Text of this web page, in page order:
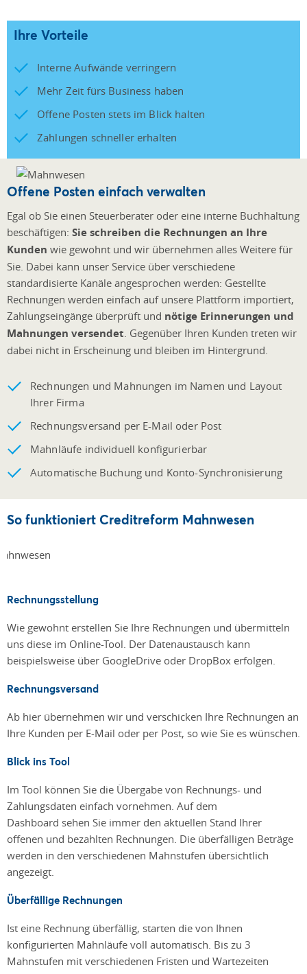
Ihre Vorteile
Interne Aufwände verringern
Mehr Zeit fürs Business haben
Offene Posten stets im Blick halten
Zahlungen schneller erhalten
Offene Posten einfach verwalten
Egal ob Sie einen Steuerberater oder eine interne Buchhaltung
beschäftigen: Sie schreiben die Rechnungen an Ihre
Kunden wie gewohnt und wir übernehmen alles Weitere für
Sie. Dabei kann unser Service über verschiedene
standardisierte Kanäle angesprochen werden: Gestellte
Rechnungen werden einfach auf unsere Plattform importiert,
Zahlungseingänge überprüft und nötige Erinnerungen und
Mahnungen versendet. Gegenüber Ihren Kunden treten wir
dabei nicht in Erscheinung und bleiben im Hintergrund.
Rechnungen und Mahnungen im Namen und Layout
Ihrer Firma
Rechnungsversand per E-Mail oder Post
Mahnläufe individuell konfigurierbar
Automatische Buchung und Konto-Synchronisierung
So funktioniert Creditreform Mahnwesen
Rechnungsstellung
Wie gewohnt erstellen Sie Ihre Rechnungen und übermitteln
uns diese im Online-Tool. Der Datenaustausch kann
beispielsweise über GoogleDrive oder DropBox erfolgen.
Rechnungsversand
Ab hier übernehmen wir und verschicken Ihre Rechnungen an
Ihre Kunden per E-Mail oder per Post, so wie Sie es wünschen.
Blick ins Tool
Im Tool können Sie die Übergabe von Rechnungs- und
Zahlungsdaten einfach vornehmen. Auf dem
Dashboard sehen Sie immer den aktuellen Stand Ihrer
offenen und bezahlten Rechnungen. Die überfälligen Beträge
werden in den verschiedenen Mahnstufen übersichtlich
angezeigt.
Überfällige Rechnungen
Ist eine Rechnung überfällig, starten die von Ihnen
konfigurierten Mahnläufe voll automatisch. Bis zu 3
Mahnstufen mit verschiedenen Fristen und Wartezeiten